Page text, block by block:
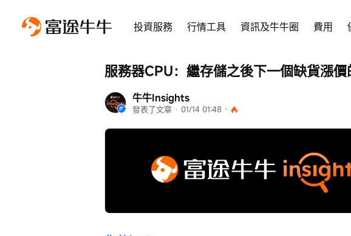
投資服務 行情工具 資訊及牛牛圈 費用
牛牛Insights
發表了文章 · 01/14 01:48 ·
服務器CPU：繼存儲之後下一個缺貨漲價